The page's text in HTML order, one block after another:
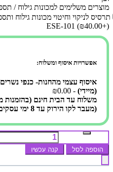
מוצרים משלימים למכונות גילוח /
ESE-101 (₪40.00+)
אפשרויות איסוף ומשלוח:
(מיידי) - ₪0.00
(מעבר לקו הירוק עד 8 ימי עסקים)
הוספה לסל קנה עכשיו